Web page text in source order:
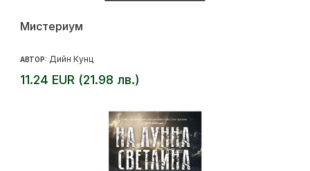
Мистериум
АВТОР: Дийн Кунц
11.24 EUR (21.98 лв.)